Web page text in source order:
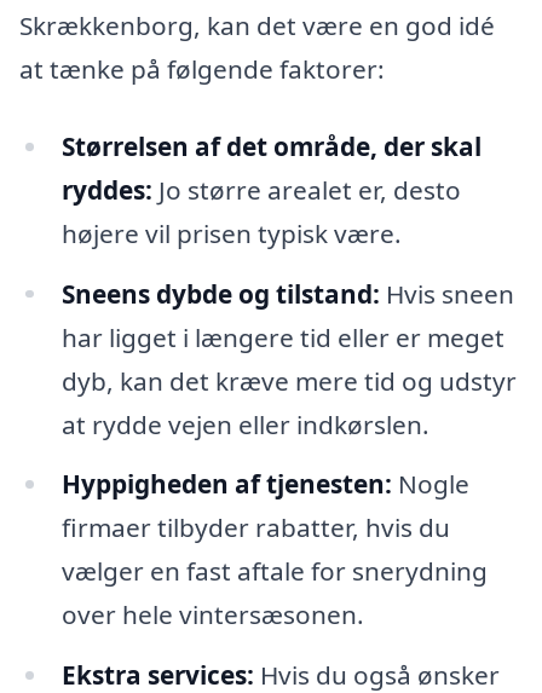
Skrækkenborg, kan det være en god idé
at tænke på følgende faktorer:
Størrelsen af det område, der skal
ryddes: Jo større arealet er, desto
højere vil prisen typisk være.
Sneens dybde og tilstand: Hvis sneen
har ligget i længere tid eller er meget
dyb, kan det kræve mere tid og udstyr
at rydde vejen eller indkørslen.
Hyppigheden af tjenesten: Nogle
firmaer tilbyder rabatter, hvis du
vælger en fast aftale for snerydning
over hele vintersæsonen.
Ekstra services: Hvis du også ønsker